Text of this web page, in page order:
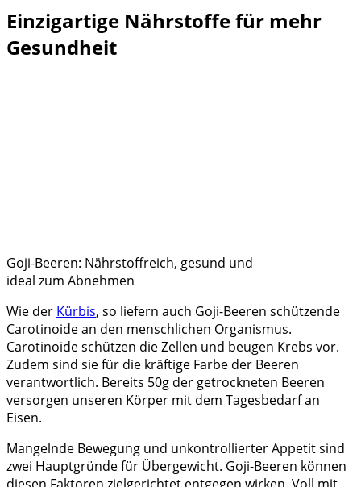
Einzigartige Nährstoffe für mehr
Gesundheit
Goji-Beeren: Nährstoffreich, gesund und
ideal zum Abnehmen
Wie der Kürbis, so liefern auch Goji-Beeren schützende
Carotinoide an den menschlichen Organismus.
Carotinoide schützen die Zellen und beugen Krebs vor.
Zudem sind sie für die kräftige Farbe der Beeren
verantwortlich. Bereits 50g der getrockneten Beeren
versorgen unseren Körper mit dem Tagesbedarf an
Eisen.
Mangelnde Bewegung und unkontrollierter Appetit sind
zwei Hauptgründe für Übergewicht. Goji-Beeren können